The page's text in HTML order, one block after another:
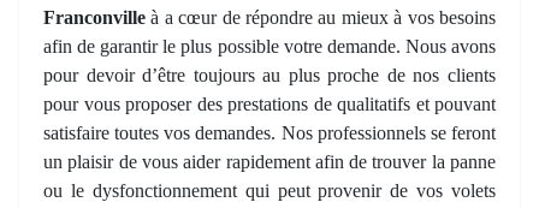
Franconville à a cœur de répondre au mieux à vos besoins
afin de garantir le plus possible votre demande. Nous avons
pour devoir d’être toujours au plus proche de nos clients
pour vous proposer des prestations de qualitatifs et pouvant
satisfaire toutes vos demandes. Nos professionnels se feront
un plaisir de vous aider rapidement afin de trouver la panne
ou le dysfonctionnement qui peut provenir de vos volets